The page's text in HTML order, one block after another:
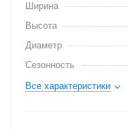
Ширина
Высота
Диаметр
Сезонность
Все характеристики